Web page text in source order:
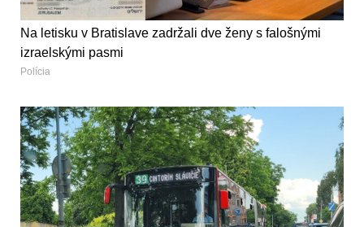
Na letisku v Bratislave zadržali dve ženy s falošnými
izraelskými pasmi
Polícia